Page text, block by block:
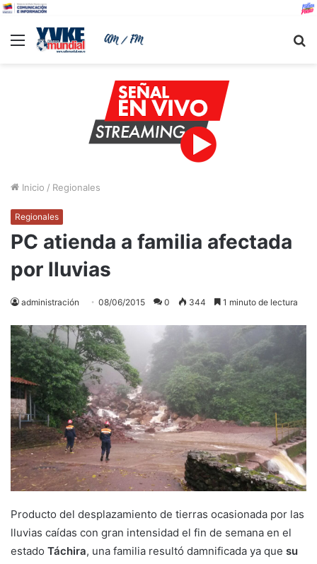
Menu
Inicio / Regionales
Regionales
PC atienda a familia afectada
por lluvias
administración 08/06/2015 0 344 1 minuto de lectura
Producto del desplazamiento de tierras ocasionada por las
lluvias caídas con gran intensidad el fin de semana en el
estado Táchira, una familia resultó damnificada ya que su